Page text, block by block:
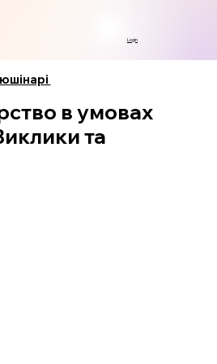
Login
в умовах
та